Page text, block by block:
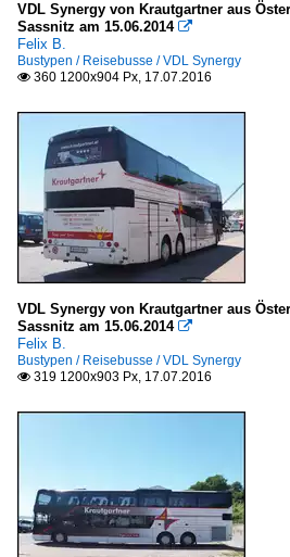
VDL Synergy von Krautgartner aus
Sassnitz am 15.06.2014 
Felix B.
Bustypen / Reisebusse / VDL Synergy
 360 1200x904 Px, 17.07.2016
VDL Synergy von Krautgartner aus
Sassnitz am 15.06.2014 
Felix B.
Bustypen / Reisebusse / VDL Synergy
 319 1200x903 Px, 17.07.2016